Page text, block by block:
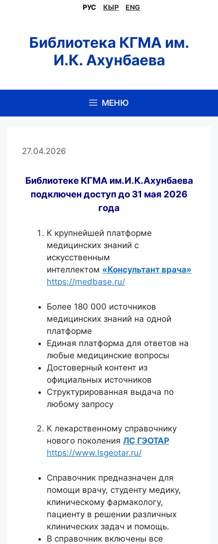
РУС КЫР ENG
Библиотека КГМА им.
И.К. Ахунбаева
МЕНЮ
27.04.2026
Библиотеке КГМА им.И.К.Ахунбаева
подключен доступ до 31 мая 2026
года
К крупнейшей платформе
медицинских знаний с
искусственным
интеллектом «Консультант врача»
https://medbase.ru/
Более 180 000 источников
медицинских знаний на одной
платформе
Единая платформа для ответов на
любые медицинские вопросы
Достоверный контент из
официальных источников
Структурированная выдача по
любому запросу
К лекарственному справочнику
нового поколения ЛС ГЭОТАР
https://www.lsgeotar.ru/
Справочник предназначен для
помощи врачу, студенту медику,
клиническому фармакологу,
пациенту в решении различных
клинических задач и помощь.
В справочник включены все